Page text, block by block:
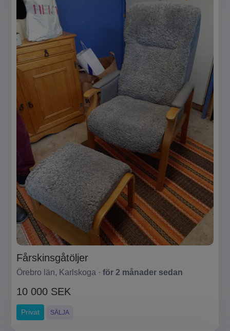
Fårskinsgåtöljer
Örebro län, Karlskoga · för 2 månader sedan
10 000 SEK
Privat SÄLJA